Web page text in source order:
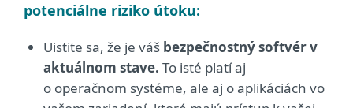
potenciálne riziko útoku:
Uistite sa, že je váš bezpečnostný softvér v
aktuálnom stave. To isté platí aj
o operačnom systéme, ale aj o aplikáciách vo